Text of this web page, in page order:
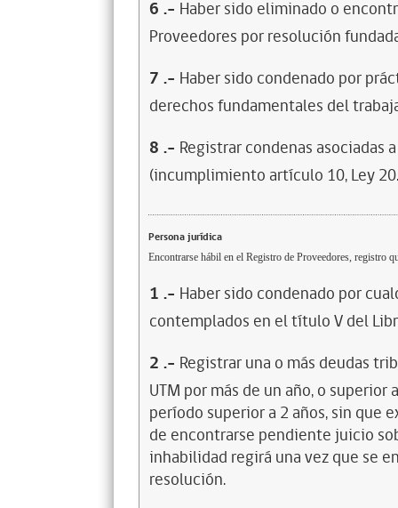
6 .- Haber sido eliminado o
Proveedores por resolución
7 .- Haber sido condenado por
derechos fundamentales del
8 .- Registrar condenas asociadas
(incumplimiento artículo 10, Ley
Persona jurídica
Encontrarse hábil en el Registro de Proveedores, registro
1 .- Haber sido condenado por
contemplados en el título V del
2 .- Registrar una o más deudas
UTM por más de un año, o
período superior a 2 años, sin que
de encontrarse pendiente juicio
inhabilidad regirá una vez que se
resolución.